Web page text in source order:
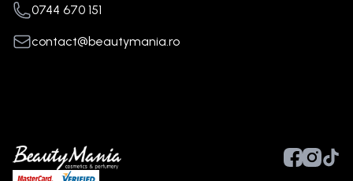
0744 670 151
contact@beautymania.ro